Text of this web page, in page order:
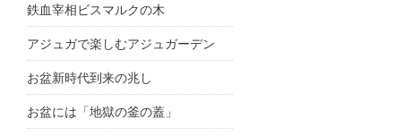
鉄血宰相ビスマルクの木
アジュガで楽しむアジュガーデン
お盆新時代到来の兆し
お盆には「地獄の釜の蓋」